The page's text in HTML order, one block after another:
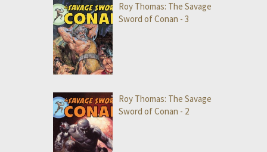
Roy Thomas: The Savage
Sword of Conan - 3
Roy Thomas: The Savage
Sword of Conan - 2